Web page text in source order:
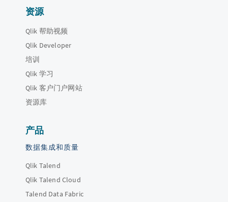
资源
Qlik 帮助视频
Qlik Developer
培训
Qlik 学习
Qlik 客户门户网站
资源库
产品
数据集成和质量
Qlik Talend
Qlik Talend Cloud
Talend Data Fabric